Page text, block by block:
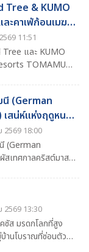
& KUMO
ะคาเฟ่ก้อนเมฆ
11:51
และ KUMO
TOMAMU
วหิมะสีขาวสุดโรแมน
นี (German
สน่ห์แห่งฤดูหนาว
2569 18:00
(German
เทศกาลคริสต์มาส
ทาง ช่วงเวลาที่
ต์ที่ไม่ควรพลาด
2569 13:30
ซัส มรดกโลกที่สูง
านโบราณที่ซ่อนตัว